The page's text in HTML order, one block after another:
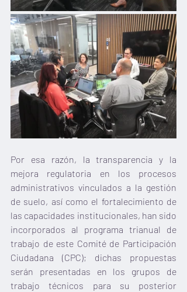
Por esa razón, la transparencia y la
mejora regulatoria en los procesos
administrativos vinculados a la gestión
de suelo, así como el fortalecimiento de
las capacidades institucionales, han sido
incorporados al programa trianual de
trabajo de este Comité de Participación
Ciudadana (CPC); dichas propuestas
serán presentadas en los grupos de
trabajo técnicos para su posterior